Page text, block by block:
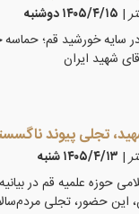
| ۱۴۰۵/۴/۱۵ دوشنبه
شهید ایران
تجلی پیوند
| ۱۴۰۵/۴/۱۳ شنبه
حوزه علمیه قم در
این حضور، تجلی